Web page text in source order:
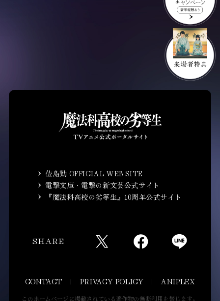
佐島勤 OFFICIAL WEB SITE
電撃文庫・電撃の新文芸公式サイト
『魔法科高校の劣等生』10周年公式サイト
SHARE
CONTACT PRIVACY POLICY ANIPLEX
このホームページに掲載されている著作物の無断利用を禁じます。